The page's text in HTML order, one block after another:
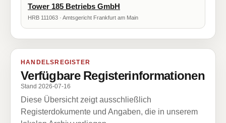
Tower 185 Betriebs GmbH
HRB 111063 · Amtsgericht Frankfurt am Main
HANDELSREGISTER
Verfügbare Registerinformationen
Stand 2026-07-16
Diese Übersicht zeigt ausschließlich
Registerdokumente und Angaben, die in unserem